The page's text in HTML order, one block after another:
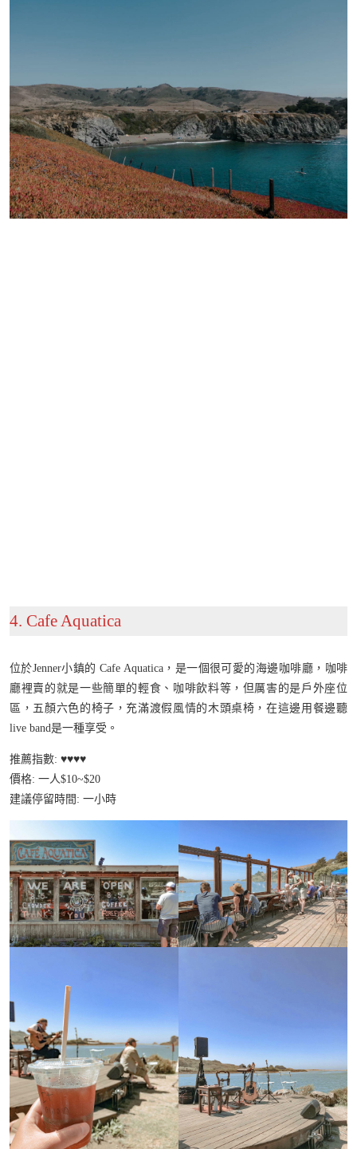
4. Cafe Aquatica
位於Jenner小鎮的 Cafe Aquatica，是一個很可愛的海邊咖啡廳，咖啡
廳裡賣的就是一些簡單的輕食、咖啡飲料等，但厲害的是戶外座位
區，五顏六色的椅子，充滿渡假風情的木頭桌椅，在這邊用餐邊聽
live band是一種享受。
推薦指數: ♥️♥️♥️♥️
價格: 一人$10~$20
建議停留時間: 一小時